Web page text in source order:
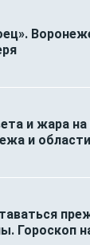
и жара
и
Гороскоп